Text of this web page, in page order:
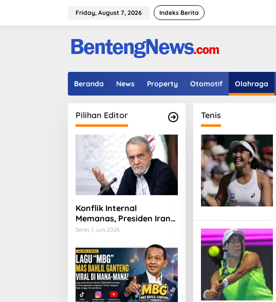
Friday, August 7, 2026 Indeks Berita
Beranda News Property Otomotif Olahraga
Pilihan Editor
Konflik Internal
Memanas, Presiden Iran
Masoud Pezeshkian
Senin, 1 Juni 2026
Tenis